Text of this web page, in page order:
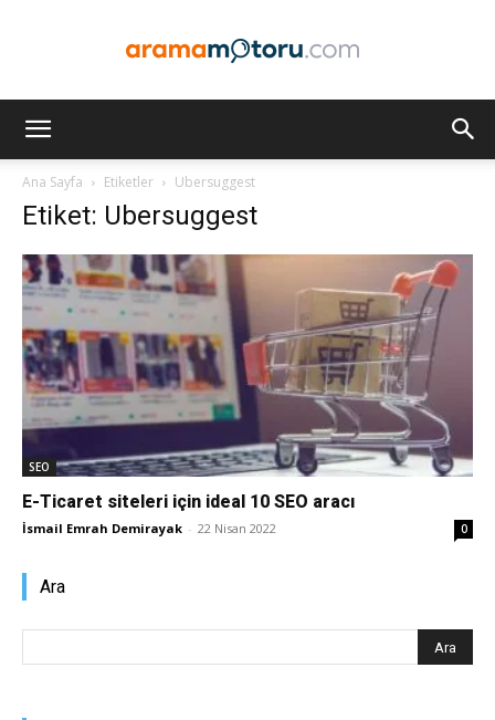
Optimizasyonu
Pazarlaması
–
Ana Sayfa Etiketler Ubersuggest
Etiket: Ubersuggest
SEO
E-Ticaret siteleri için ideal 10 SEO aracı
İsmail Emrah Demirayak - 22 Nisan 2022 0
Ara